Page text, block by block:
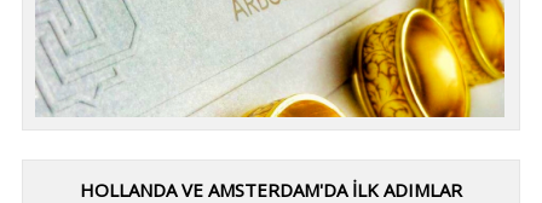
HOLLANDA VE AMSTERDAM'DA İLK ADIMLAR